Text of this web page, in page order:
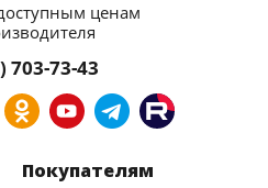
ценам
703-73-43
Покупателям